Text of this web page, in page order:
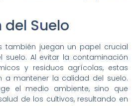
Suelo
también juegan un papel crucial
suelo. Al evitar la contaminación
y residuos agrícolas, estas
a mantener la calidad del suelo.
el medio ambiente, sino que
de los cultivos, resultando en